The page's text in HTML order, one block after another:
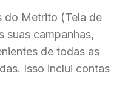
do Metrito (Tela de
suas campanhas,
de todas as
Isso inclui contas